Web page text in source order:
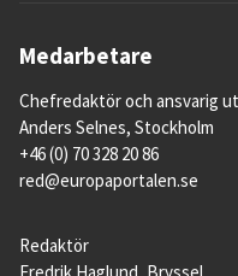
Medarbetare
Chefredaktör och ansvarig
Anders Selnes, Stockholm
+46 (0) 70 328 20 86
red@europaportalen.se
Redaktör